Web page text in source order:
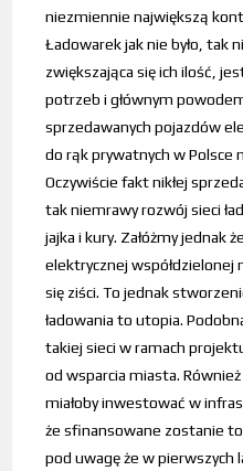
niezmiennie największą
Ładowarek jak nie było, tak
zwiększająca się ich ilość,
potrzeb i głównym
sprzedawanych pojazdów
do rąk prywatnych w Polsce
Oczywiście fakt nikłej
tak niemrawy rozwój sieci
jajka i kury. Załóżmy jednak
elektrycznej współdzielonej
się ziści. To jednak
ładowania to utopia.
takiej sieci w ramach
od wsparcia miasta.
miałoby inwestować w
że sfinansowane zostanie
pod uwagę że w pierwszych